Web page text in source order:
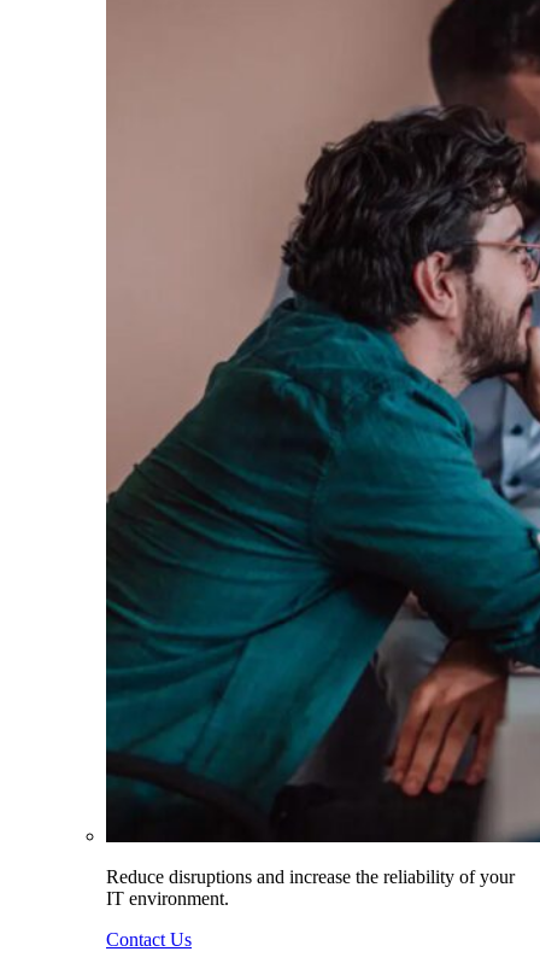
Reduce disruptions and increase the reliability of your
IT environment.
Contact Us